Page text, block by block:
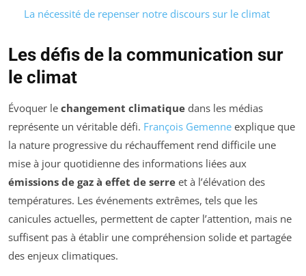
La nécessité de repenser notre discours sur le climat
Les défis de la communication sur
le climat
Évoquer le changement climatique dans les médias
représente un véritable défi. François Gemenne explique que
la nature progressive du réchauffement rend difficile une
mise à jour quotidienne des informations liées aux
émissions de gaz à effet de serre et à l’élévation des
températures. Les événements extrêmes, tels que les
canicules actuelles, permettent de capter l’attention, mais ne
suffisent pas à établir une compréhension solide et partagée
des enjeux climatiques.